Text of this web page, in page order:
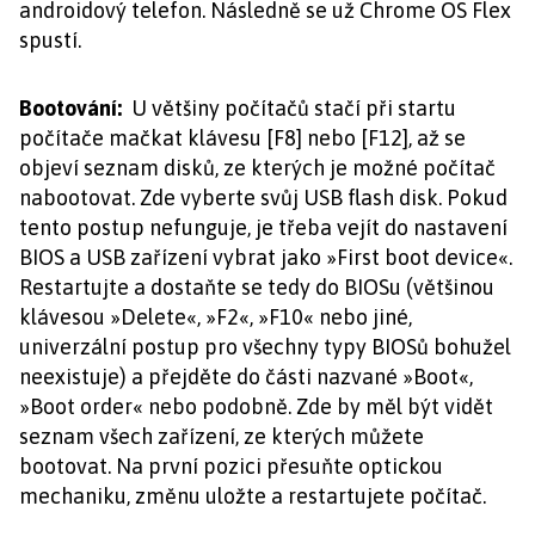
androidový telefon. Následně se už Chrome OS Flex
spustí.
Bootování: U většiny počítačů stačí při startu
počítače mačkat klávesu [F8] nebo [F12], až se
objeví seznam disků, ze kterých je možné počítač
nabootovat. Zde vyberte svůj USB flash disk. Pokud
tento postup nefunguje, je třeba vejít do nastavení
BIOS a USB zařízení vybrat jako »First boot device«.
Restartujte a dostaňte se tedy do BIOSu (většinou
klávesou »Delete«, »F2«, »F10« nebo jiné,
univerzální postup pro všechny typy BIOSů bohužel
neexistuje) a přejděte do části nazvané »Boot«,
»Boot order« nebo podobně. Zde by měl být vidět
seznam všech zařízení, ze kterých můžete
bootovat. Na první pozici přesuňte optickou
mechaniku, změnu uložte a restartujete počítač.